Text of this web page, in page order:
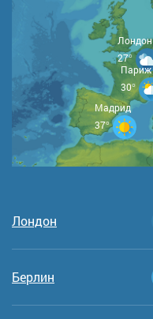
Лондон
27°
Мадрид
37°
Париж
30°
Лондон
Берлин